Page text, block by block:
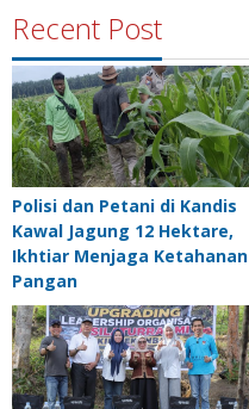
Recent Post
Polisi dan Petani di Kandis
Kawal Jagung 12 Hektare,
Ikhtiar Menjaga Ketahanan
Pangan